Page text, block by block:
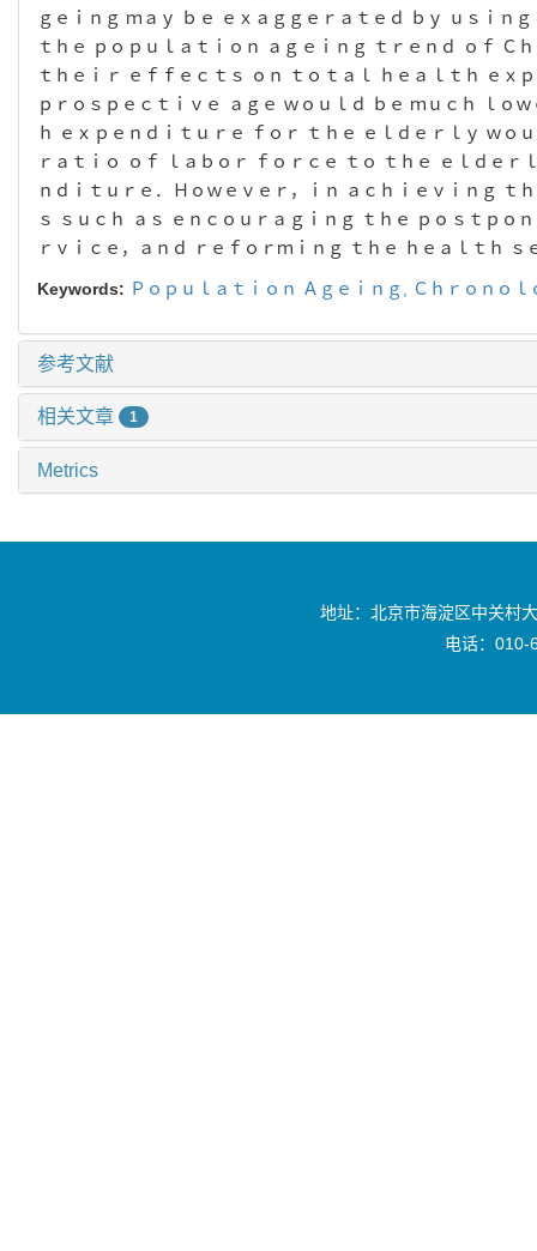
ｇｅｉｎｇ ｍａｙ ｂｅ ｅｘａｇｇｅｒａｔｅｄ ｂｙ ｕｓｉｎ
ｔｈｅ ｐｏｐｕｌａｔｉｏｎ
ａｇｅｉｎｇ ｔｒｅｎｄ ｏｆ Ｃ
ｔｈｅｉｒ ｅｆｆｅｃｔｓ ｏｎ ｔｏｔａｌ ｈｅａｌｔｈ
ｅｘ
ｐｒｏｓｐｅｃｔｉｖｅ ａｇｅ ｗｏｕｌｄ ｂｅ ｍｕｃｈ ｌｏ
ｈ ｅｘｐｅｎｄｉｔｕｒｅ ｆｏｒ ｔｈｅ ｅｌｄｅｒｌｙ ｗｏ
ｒａｔｉｏ ｏｆ ｌａｂｏｒ ｆｏｒｃｅ ｔｏ ｔｈｅ ｅｌｄｅ
ｎｄｉｔｕｒｅ．Ｈｏｗｅｖｅｒ ，
ｉｎ ａｃｈｉｅｖｉｎｇ ｔ
ｓ ｓｕｃｈ ａｓ ｅｎｃｏｕｒａｇｉｎｇ ｔｈｅ ｐｏｓｔｐｏ
ｒｖｉｃｅ ， ａｎｄ ｒｅｆｏｒｍｉｎｇ ｔｈｅ ｈｅａｌｔｈ ｓ
Keywords: Ｐｏｐｕｌａｔｉｏｎ Ａｇｅｉｎｇ Ｃｈｒｏｎｏｌ
参考文献
相关文章 1
Metrics
地址：北京市海淀区中关村
电话：